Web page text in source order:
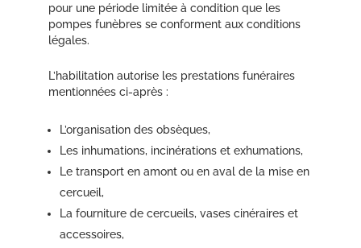
pour une période limitée à condition que les
pompes funèbres se conforment aux conditions
légales.
L’habilitation autorise les prestations funéraires
mentionnées ci-après :
L’organisation des obsèques,
Les inhumations, incinérations et exhumations,
Le transport en amont ou en aval de la mise en
cercueil,
La fourniture de cercueils, vases cinéraires et
accessoires,